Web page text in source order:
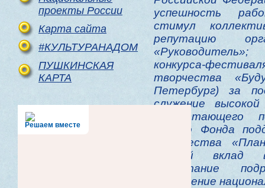
проекты России
Карта сайта
#КУЛЬТУРАНАДОМ
ПУШКИНСКАЯ
КАРТА
Решаем вместе
успешность
стимул
репутацию
конкурса-
творчества
Петербург) за
служение
подрастающего
письмо Фонда
творчества
личный вклад в
воспитание
сохранение